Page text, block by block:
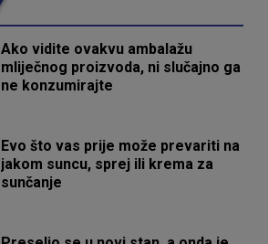
Ako vidite ovakvu ambalažu
mliječnog proizvoda, ni slučajno ga
ne konzumirajte
Evo što vas prije može prevariti na
jakom suncu, sprej ili krema za
sunčanje